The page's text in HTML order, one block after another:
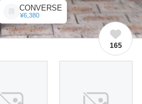
CONVERSE
¥6,380
165